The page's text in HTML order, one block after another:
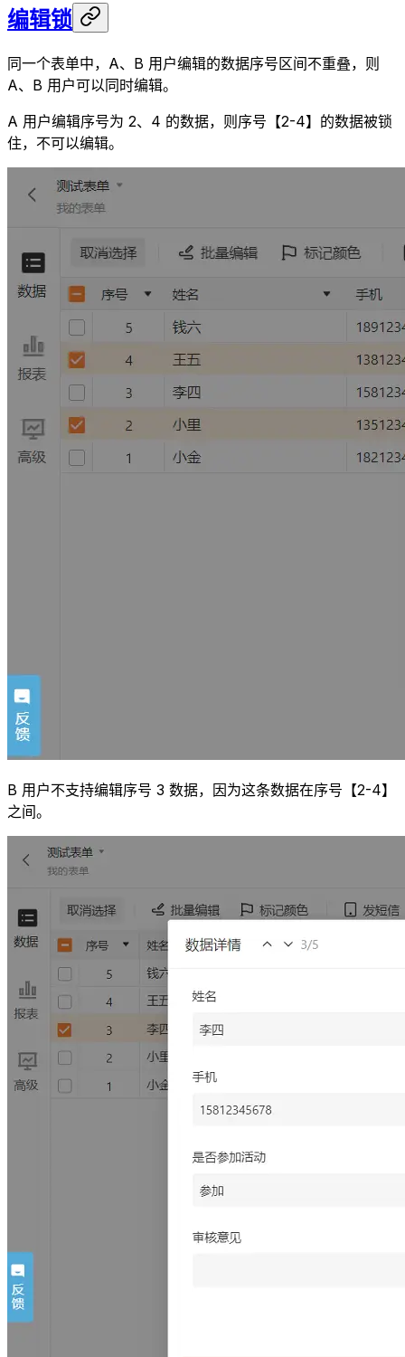
编辑锁
同一个表单中，A、B 用户编辑的数据序号区间不重叠，则
A、B 用户可以同时编辑。
A 用户编辑序号为 2、4 的数据，则序号【2-4】的数据被锁
住，不可以编辑。
B 用户不支持编辑序号 3 数据，因为这条数据在序号【2-4】
之间。